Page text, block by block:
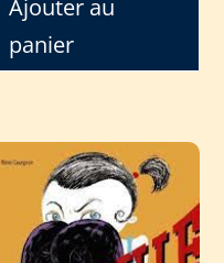
Ajouter au
panier